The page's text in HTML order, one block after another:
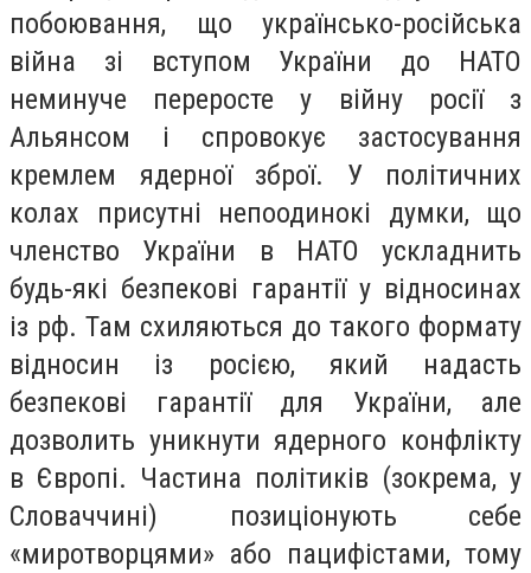
побоювання, що українсько-російська
війна зі вступом України до НАТО
неминуче переросте у війну росії з
Альянсом і спровокує застосування
кремлем ядерної зброї. У політичних
колах присутні непоодинокі думки, що
членство України в НАТО ускладнить
будь-які безпекові гарантії у відносинах
із рф. Там схиляються до такого формату
відносин із росією, який надасть
безпекові гарантії для України, але
дозволить уникнути ядерного конфлікту
в Європі. Частина політиків (зокрема, у
Словаччині) позиціонують себе
«миротворцями» або пацифістами, тому